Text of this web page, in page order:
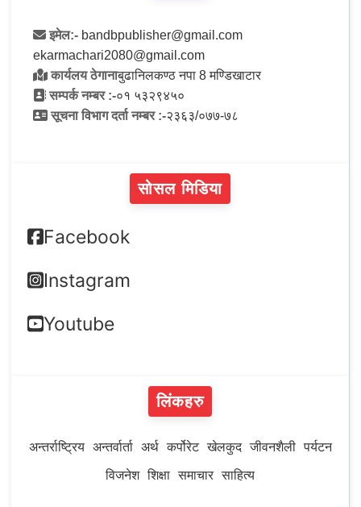
इमेल:- bandbpublisher@gmail.com
ekarmachari2080@gmail.com
कार्यलय ठेगानाबुढानिलकण्ठ नपा 8 मण्डिखाटार
सम्पर्क नम्बर :-०१ ५३२९४५०
सूचना विभाग दर्ता नम्बर :-२३६३/०७७-७८
सोसल मिडिया
Facebook
Instagram
Youtube
लिंकहरु
अन्तर्राष्ट्रिय अन्तर्वार्ता अर्थ कर्पोरेट खेलकुद जीवनशैली पर्यटन
विजनेश शिक्षा समाचार साहित्य